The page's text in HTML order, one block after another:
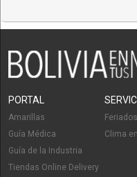
PORTAL
Amarillas
Guía Médica
Guía de la Industria
Tiendas Online Delivery
Clima